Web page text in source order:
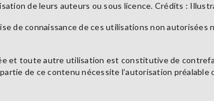
de leurs auteurs ou sous licence. Crédits :
de connaissance de ces utilisations non
et toute autre utilisation est constitutive de
de ce contenu nécessite l’autorisation